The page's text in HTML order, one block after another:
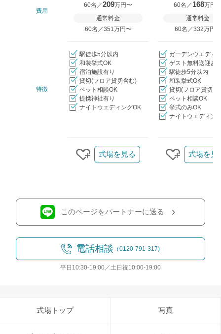
費用
60名／209万円〜
通常料金
60名／351万円〜
60名／ 168万円
通常料金
60名／332万円〜
特徴
駅徒歩5分以内
和装挙式OK
宿泊施設有り
貸切(フロア貸切含む)
ペット相談OK
提携神社有り
ナイトウエディングOK
ガーデンウエディ
ゲスト無料送迎あ
駅徒歩5分以内
和装挙式OK
貸切(フロア貸切含
ペット相談OK
挙式のみOK
ナイトウエディン
クリップする
式場を見る
クリップす
式場を見
このページをパートナーに送る
電話相談 （0120-791-317)
平日10:30-19:00／土日祝10:00-19:00
式場トップ 写真